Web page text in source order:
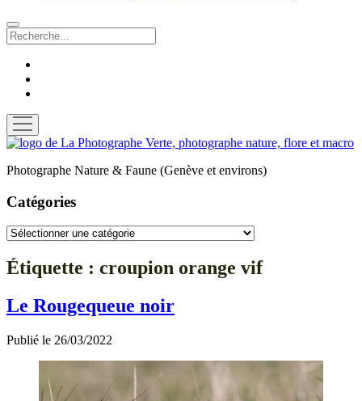
Recherche
ouvrir
menu
La
Verte
Photographe Nature & Faune (Genève et environs)
Catégories
Catégories
Étiquette : croupion orange vif
Le Rougequeue noir
Publié le 26/03/2022